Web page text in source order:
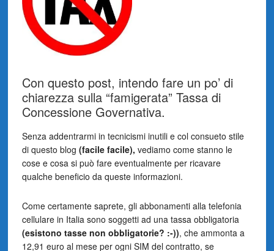
Con questo post, intendo fare un po’ di
chiarezza sulla “famigerata” Tassa di
Concessione Governativa.
Senza addentrarmi in tecnicismi inutili e col consueto stile
di questo blog (facile facile), vediamo come stanno le
cose e cosa si può fare eventualmente per ricavare
qualche beneficio da queste informazioni.
Come certamente saprete, gli abbonamenti alla telefonia
cellulare in Italia sono soggetti ad una tassa obbligatoria
(esistono tasse non obbligatorie? :-)), che ammonta a
12,91 euro al mese per ogni SIM del contratto, se